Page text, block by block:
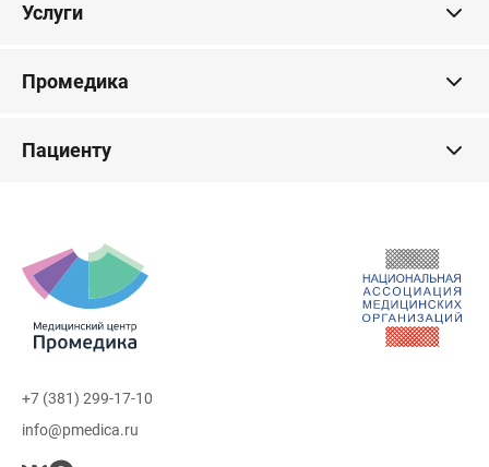
Услуги
Промедика
Пациенту
+7 (381) 299-17-10
info@pmedica.ru